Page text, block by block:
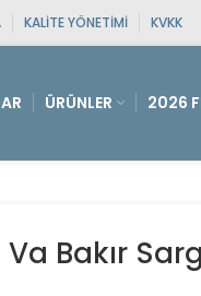
KALITE YÖNETIMI KVKK
ÜRÜNLER 2026
Bakır